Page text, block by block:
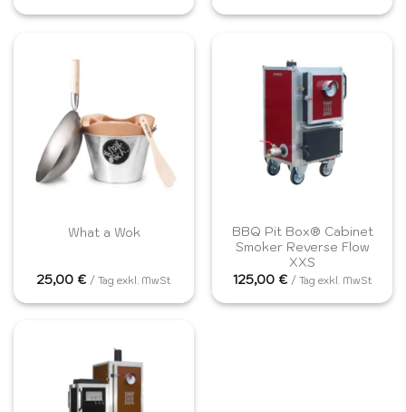
What a Wok
25,00 € / Tag exkl. MwSt
BBQ Pit Box® Cabinet
Smoker Reverse Flow
XXS
125,00 € / Tag exkl. MwSt